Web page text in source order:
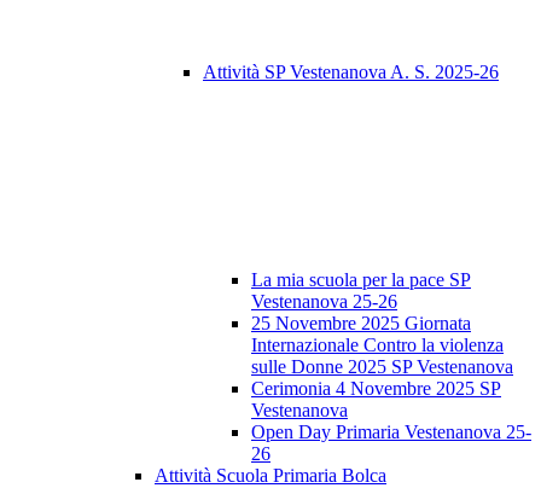
Attività SP Vestenanova A. S. 2025-26
La mia scuola per la pace SP
Vestenanova 25-26
25 Novembre 2025 Giornata
Internazionale Contro la violenza
sulle Donne 2025 SP Vestenanova
Cerimonia 4 Novembre 2025 SP
Vestenanova
Open Day Primaria Vestenanova 25-
26
Attività Scuola Primaria Bolca